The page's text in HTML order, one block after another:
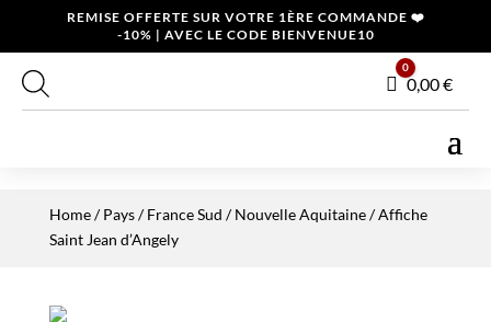
REMISE OFFERTE SUR VOTRE 1ÈRE COMMANDE ❤️
-10% | AVEC LE CODE BIENVENUE10
Panier
0
0,00€
Home/Pays/France Sud /Nouvelle Aquitaine/ Affiche
Saint Jean d’Angely